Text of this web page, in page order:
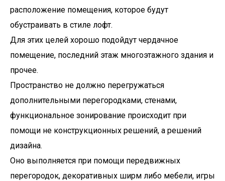
расположение помещения, которое будут
обустраивать в стиле лофт.
Для этих целей хорошо подойдут чердачное
помещение, последний этаж многоэтажного здания и
прочее.
Пространство не должно перегружаться
дополнительными перегородками, стенами,
функциональное зонирование происходит при
помощи не конструкционных решений, а решений
дизайна.
Оно выполняется при помощи передвижных
перегородок, декоративных ширм либо мебели, игры